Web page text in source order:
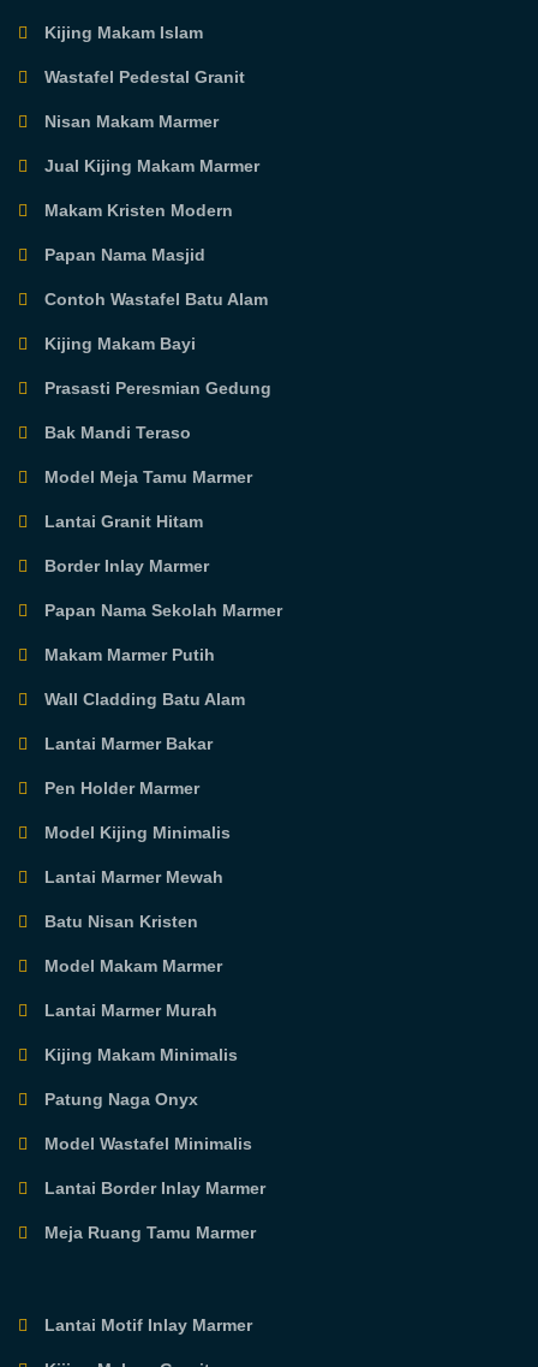
Kijing Makam Islam
Wastafel Pedestal Granit
Nisan Makam Marmer
Jual Kijing Makam Marmer
Makam Kristen Modern
Papan Nama Masjid
Contoh Wastafel Batu Alam
Kijing Makam Bayi
Prasasti Peresmian Gedung
Bak Mandi Teraso
Model Meja Tamu Marmer
Lantai Granit Hitam
Border Inlay Marmer
Papan Nama Sekolah Marmer
Makam Marmer Putih
Wall Cladding Batu Alam
Lantai Marmer Bakar
Pen Holder Marmer
Model Kijing Minimalis
Lantai Marmer Mewah
Batu Nisan Kristen
Model Makam Marmer
Lantai Marmer Murah
Kijing Makam Minimalis
Patung Naga Onyx
Model Wastafel Minimalis
Lantai Border Inlay Marmer
Meja Ruang Tamu Marmer
Lantai Motif Inlay Marmer